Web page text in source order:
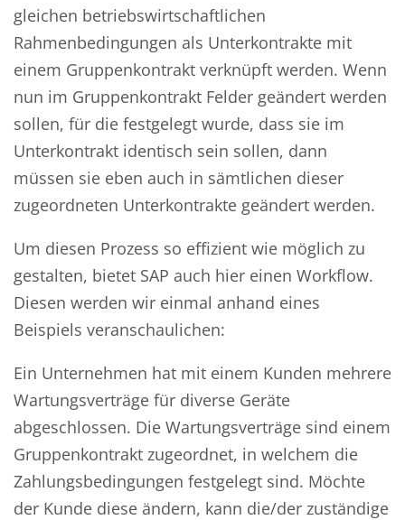
gleichen betriebswirtschaftlichen
Rahmenbedingungen als Unterkontrakte mit
einem Gruppenkontrakt verknüpft werden. Wenn
nun im Gruppenkontrakt Felder geändert werden
sollen, für die festgelegt wurde, dass sie im
Unterkontrakt identisch sein sollen, dann
müssen sie eben auch in sämtlichen dieser
zugeordneten Unterkontrakte geändert werden.
Um diesen Prozess so effizient wie möglich zu
gestalten, bietet SAP auch hier einen Workflow.
Diesen werden wir einmal anhand eines
Beispiels veranschaulichen:
Ein Unternehmen hat mit einem Kunden mehrere
Wartungsverträge für diverse Geräte
abgeschlossen. Die Wartungsverträge sind einem
Gruppenkontrakt zugeordnet, in welchem die
Zahlungsbedingungen festgelegt sind. Möchte
der Kunde diese ändern, kann die/der zuständige